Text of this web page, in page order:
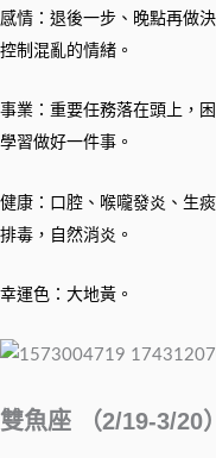
感情：退後一步、晚點再做
控制混亂的情緒。
事業：重要任務落在頭上，
學習做好一件事。
健康：口腔、喉嚨發炎、生
排毒，自然消炎。
幸運色：大地黃。
雙魚座 （2/19-3/20